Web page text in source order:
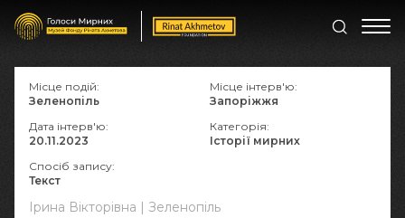
Ірина Вікторівна | Зеленопіль
Місце подій:
Зеленопіль
Місце інтерв'ю:
Запоріжжя
Дата інтерв'ю:
20.11.2023
Категорія:
Історії мирних
Спосіб запису:
Текст